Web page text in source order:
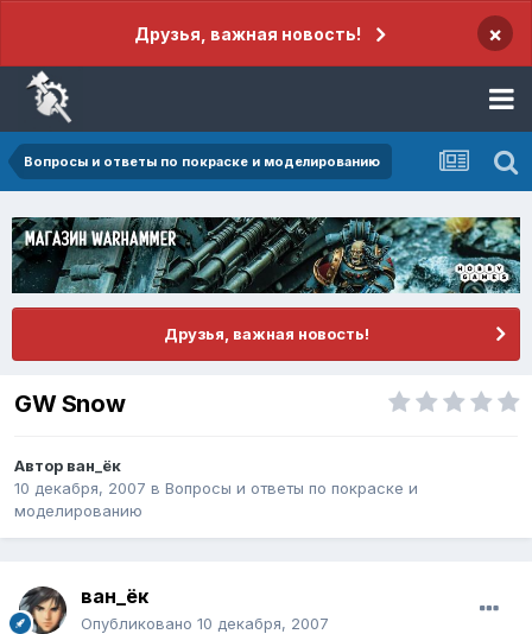
Друзья, важная новость! ×
Вопросы и ответы по покраске и моделированию
Друзья, важная новость!
GW Snow
Автор ван_ёк
10 декабря, 2007 в Вопросы и ответы по покраске и
моделированию
ван_ёк
Опубликовано 10 декабря, 2007